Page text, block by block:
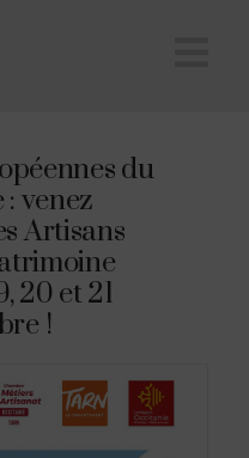
du
venez
Artisans
20 et 21
!